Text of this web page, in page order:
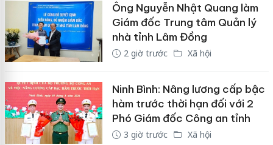
Ông Nguyễn Nhật Quang làm
Giám đốc Trung tâm Quản lý
nhà tỉnh Lâm Đồng
2 giờ trước Xã hội
Ninh Bình: Nâng lương cấp bậc
hàm trước thời hạn đối với 2
Phó Giám đốc Công an tỉnh
3 giờ trước Xã hội